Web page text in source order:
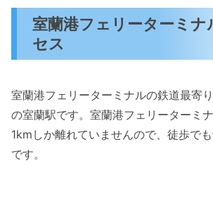
室蘭港フェリーターミナ
セス
室蘭港フェリーターミナルの鉄道最寄
の室蘭駅です。室蘭港フェリーターミ
1kmしか離れていませんので、徒歩で
です。